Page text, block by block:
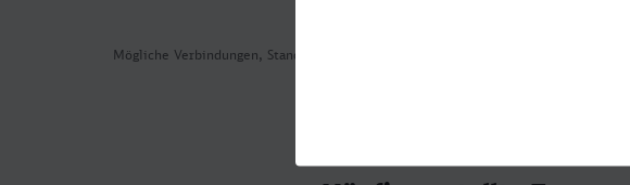
Mögliche Verbindungen, Stand: 2026-08-03 16:30